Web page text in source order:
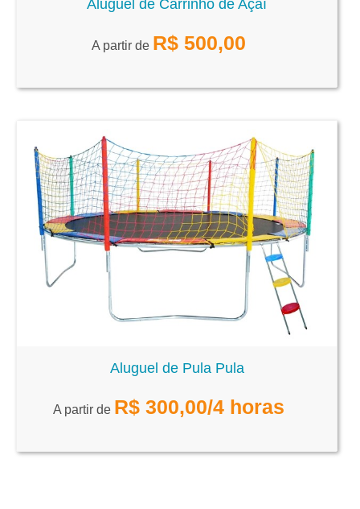
Aluguel de Carrinho de Açaí
A partir de R$ 500,00
Aluguel de Pula Pula
A partir de R$ 300,00/4 horas